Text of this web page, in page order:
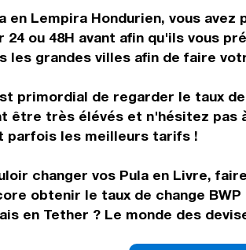
en Lempira Hondurien, vous
24 ou 48H avant afin qu'ils vous
les grandes villes afin de faire
primordial de regarder le taux
être très élévés et n'hésitez
parfois les meilleurs tarifs !
changer vos Pula en Livre,
obtenir le taux de change
en Tether ? Le monde des